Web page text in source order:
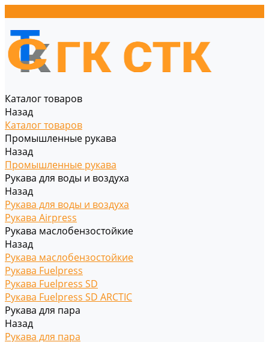
Каталог товаров
Назад
Каталог товаров
Промышленные рукава
Назад
Промышленные рукава
Рукава для воды и воздуха
Назад
Рукава для воды и воздуха
Рукава Airpress
Рукава маслобензостойкие
Назад
Рукава маслобензостойкие
Рукава Fuelpress
Рукава Fuelpress SD
Рукава Fuelpress SD ARCTIC
Рукава для пара
Назад
Рукава для пара